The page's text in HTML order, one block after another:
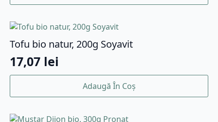
Tofu bio natur, 200g Soyavit
17,07 lei
Adaugă În Coș